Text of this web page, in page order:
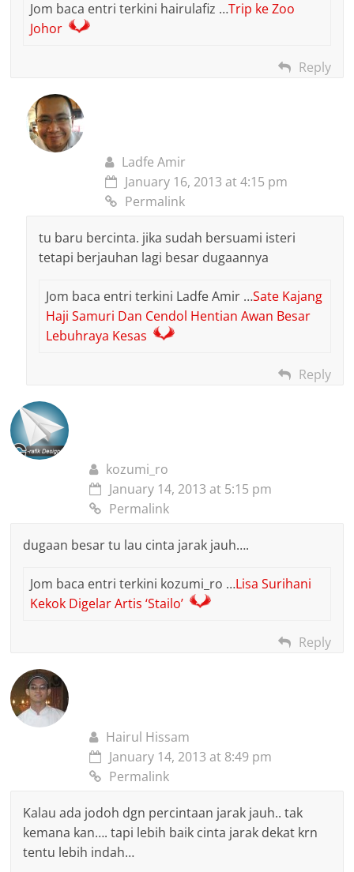
Jom baca entri terkini hairulafiz …Trip ke Zoo
Johor
Reply
Ladfe Amir
January 16, 2013 at 4:15 pm
Permalink
tu baru bercinta. jika sudah bersuami isteri
tetapi berjauhan lagi besar dugaannya
Jom baca entri terkini Ladfe Amir …Sate Kajang
Haji Samuri Dan Cendol Hentian Awan Besar
Lebuhraya Kesas
Reply
kozumi_ro
January 14, 2013 at 5:15 pm
Permalink
dugaan besar tu lau cinta jarak jauh….
Jom baca entri terkini kozumi_ro …Lisa Surihani
Kekok Digelar Artis ‘Stailo’
Reply
Hairul Hissam
January 14, 2013 at 8:49 pm
Permalink
Kalau ada jodoh dgn percintaan jarak jauh.. tak
kemana kan…. tapi lebih baik cinta jarak dekat krn
tentu lebih indah…